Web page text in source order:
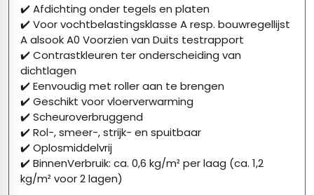
✔️ Afdichting onder tegels en platen
✔️ Voor vochtbelastingsklasse A resp. bouwregellijst
A alsook A0 Voorzien van Duits testrapport
✔️ Contrastkleuren ter onderscheiding van
dichtlagen
✔️ Eenvoudig met roller aan te brengen
✔️ Geschikt voor vloerverwarming
✔️ Scheuroverbruggend
✔️ Rol-, smeer-, strijk- en spuitbaar
✔️ Oplosmiddelvrij
✔️ BinnenVerbruik: ca. 0,6 kg/m² per laag (ca. 1,2
kg/m² voor 2 lagen)